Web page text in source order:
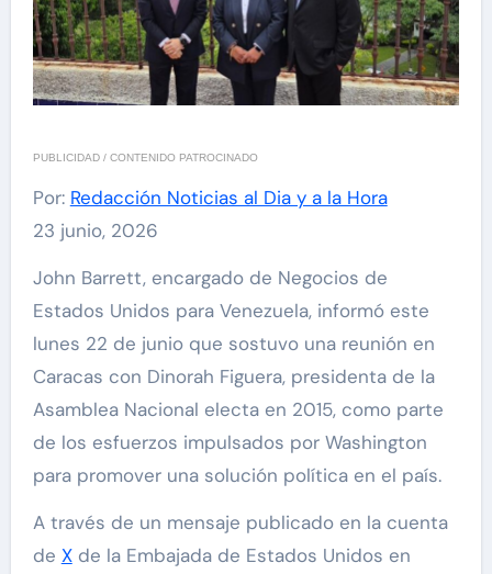
PUBLICIDAD / CONTENIDO PATROCINADO
Por: Redacción Noticias al Dia y a la Hora
23 junio, 2026
John Barrett, encargado de Negocios de
Estados Unidos para Venezuela, informó este
lunes 22 de junio que sostuvo una reunión en
Caracas con Dinorah Figuera, presidenta de la
Asamblea Nacional electa en 2015, como parte
de los esfuerzos impulsados por Washington
para promover una solución política en el país.
A través de un mensaje publicado en la cuenta
de Xde la Embajada de Estados Unidos en